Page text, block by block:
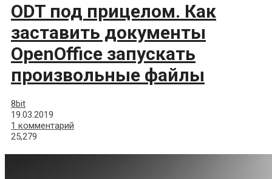
ODT под прицелом. Как
заставить документы
OpenOffice запускать
произвольные файлы
8bit
19.03.2019
1 комментарий
25,279